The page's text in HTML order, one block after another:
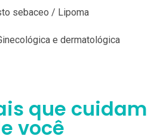
sebaceo / Lipoma
e dermatológica
que cuidam
você